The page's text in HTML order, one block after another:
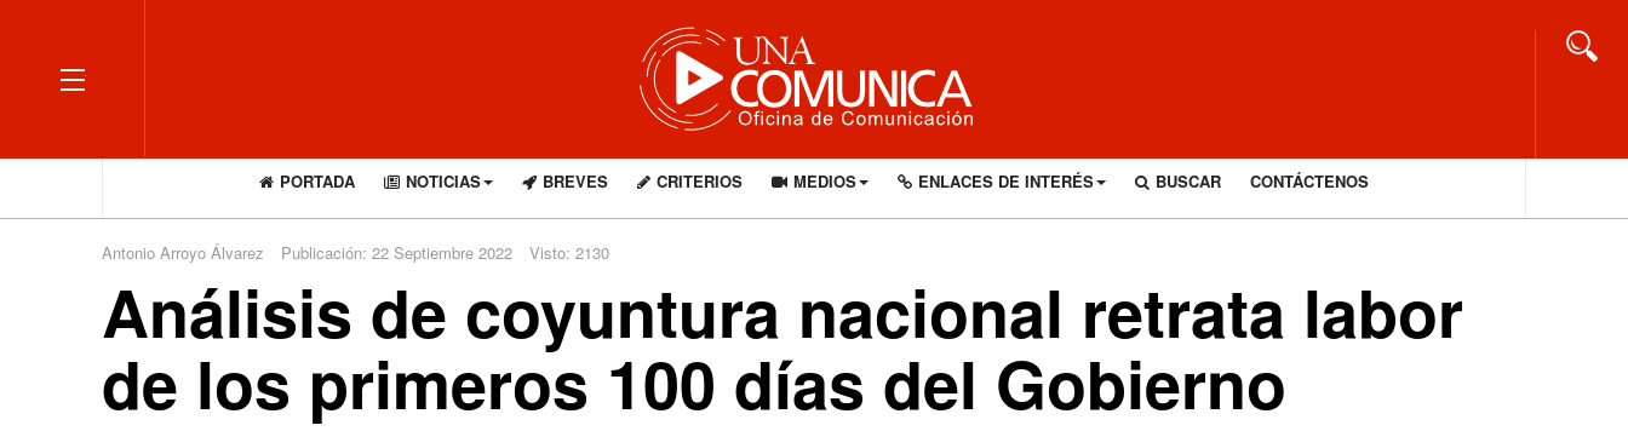
OFF CANVAS
PORTADA NOTICIAS BREVES CRITERIOS MEDIOS ENLACES DE INTERÉS BUSCAR CONTÁCTENOS
Antonio Arroyo Álvarez Publicación: 22 Septiembre 2022 Visto: 2130
Análisis de coyuntura nacional retrata labor
de los primeros 100 días del Gobierno